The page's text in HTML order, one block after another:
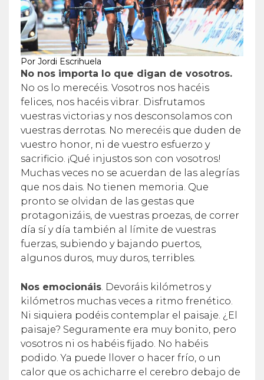
Por Jordi Escrihuela
No nos importa lo que digan de vosotros.
No os lo merecéis. Vosotros nos hacéis
felices, nos hacéis vibrar. Disfrutamos
vuestras victorias y nos desconsolamos con
vuestras derrotas. No merecéis que duden de
vuestro honor, ni de vuestro esfuerzo y
sacrificio. ¡Qué injustos son con vosotros!
Muchas veces no se acuerdan de las alegrías
que nos dais. No tienen memoria. Que
pronto se olvidan de las gestas que
protagonizáis, de vuestras proezas, de correr
día sí y día también al límite de vuestras
fuerzas, subiendo y bajando puertos,
algunos duros, muy duros, terribles.
Nos emocionáis. Devoráis kilómetros y
kilómetros muchas veces a ritmo frenético.
Ni siquiera podéis contemplar el paisaje. ¿El
paisaje? Seguramente era muy bonito, pero
vosotros ni os habéis fijado. No habéis
podido. Ya puede llover o hacer frío, o un
calor que os achicharre el cerebro debajo de